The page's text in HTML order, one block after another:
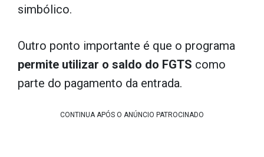
simbólico.
Outro ponto importante é que o programa
permite utilizar o saldo do FGTS como
parte do pagamento da entrada.
CONTINUA APÓS O ANÚNCIO PATROCINADO